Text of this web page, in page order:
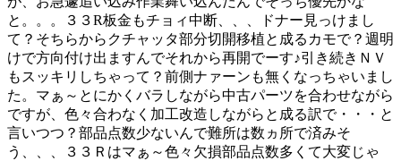
と。。。３３R板金もチョィ中断、、、ドナー見っけまし
て？そちらからクチャッタ部分切開移植と成るカモで？週明
けで方向付け出ますんでそれから再開でーす♪引き続きＮＶ
もスッキリしちゃって？前側ナァーンも無くなっちゃいまし
た。マぁ～とにかくバラしながら中古パーツを合わせながら
ですが、色々合わなく加工改造しながらと成る訳で・・・と
言いつつ？部品点数少ないんで難所は数ヵ所で済みそ
う、、、３３Ｒはマぁ～色々欠損部品点数多くて大変じゃ